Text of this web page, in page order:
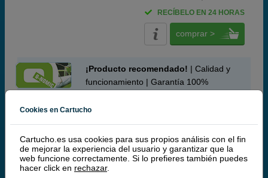
RECÍBELO EN 24 HORAS
comprar >
¡Producto recomendado! | Calidad y
funcionamiento | Garantía 100%
Q-Nomic 113 Pack 4 botellas (BK/C/M/Y)
Ahorra 24,00 €
Cartuchos de tinta o toners que contiene el pack:
Cookies en Cartucho
Cartucho.es usa cookies para sus propios análisis con el fin
de mejorar la experiencia del usuario y garantizar que la
web funcione correctamente. Si lo prefieres también puedes
hacer click en rechazar.